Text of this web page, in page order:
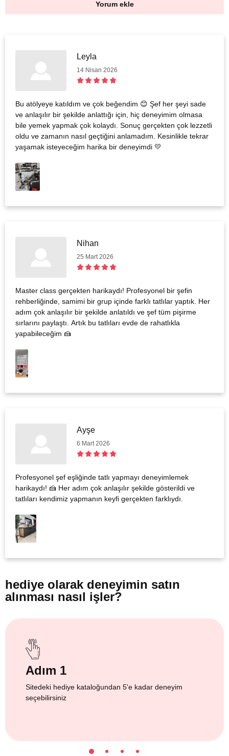
Yorum ekle
Leyla
14 Nisan 2026
Bu atölyeye katıldım ve çok beğendim 😊 Şef her şeyi sade
ve anlaşılır bir şekilde anlattığı için, hiç deneyimim olmasa
bile yemek yapmak çok kolaydı. Sonuç gerçekten çok lezzetli
oldu ve zamanın nasıl geçtiğini anlamadım. Kesinlikle tekrar
yaşamak isteyeceğim harika bir deneyimdi 💛
Nihan
25 Mart 2026
Master class gerçekten harikaydı! Profesyonel bir şefin
rehberliğinde, samimi bir grup içinde farklı tatlılar yaptık. Her
adım çok anlaşılır bir şekilde anlatıldı ve şef tüm pişirme
sırlarını paylaştı. Artık bu tatlıları evde de rahatlıkla
yapabileceğim 🍰
Ayşe
6 Mart 2026
Profesyonel şef eşliğinde tatlı yapmayı deneyimlemek
harikaydı! 🍰 Her adım çok anlaşılır şekilde gösterildi ve
tatlıları kendimiz yapmanın keyfi gerçekten farklıydı.
hediye olarak deneyimin satın
alınması nasıl işler?
Adım 1
Sitedeki hediye kataloğundan 5'e kadar deneyim
seçebilirsiniz